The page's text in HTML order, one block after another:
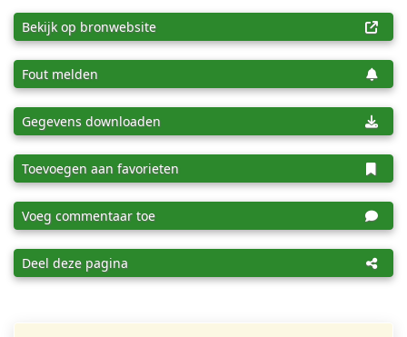
Bekijk op bronwebsite
Fout melden
Gegevens downloaden
Toevoegen aan favorieten
Voeg commentaar toe
Deel deze pagina